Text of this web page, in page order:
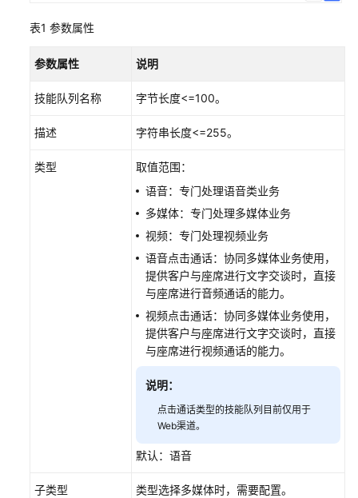
服
视
表1 参数属性
参数属性 说明
技能队列名称 字节长度<=100。
描述 字符串长度<=255。
类型
取值范围：
语音：专门处理语音类业务
多媒体：专门处理多媒体业务
视频：专门处理视频业务
语音点击通话：协同多媒体业务使用，
提供客户与座席进行文字交谈时，直接
与座席进行音频通话的能力。
视频点击通话：协同多媒体业务使用，
提供客户与座席进行文字交谈时，直接
与座席进行视频通话的能力。
说明：
点击通话类型的技能队列目前仅用于
Web渠道。
默认：语音
子类型
类型选择多媒体时，需要配置。